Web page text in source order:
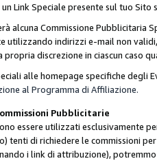
un Link Speciale presente sul tuo
alcuna Commissione Pubblicitaria
utilizzando indirizzi e-mail non
propria discrezione in ciascun caso
alle homepage specifiche degli
al Programma di Affiliazione.
Pubblicitarie
essere utilizzati esclusivamente
tenti di richiedere le commissioni
i link di attribuzione),